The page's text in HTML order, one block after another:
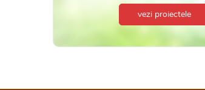
vezi proiectele